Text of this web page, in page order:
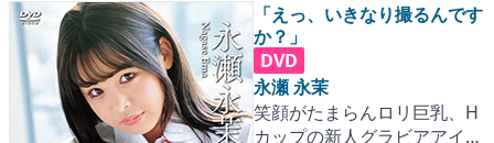
「えっ、いきなり撮るんです
か？」
DVD
永瀬 永茉
笑顔がたまらんロリ巨乳、H
カップの新人グラビアアイド